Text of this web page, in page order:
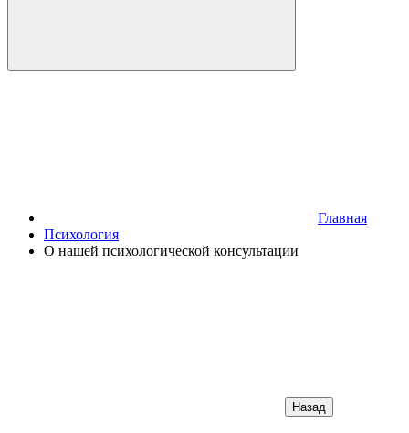
Главная
Психология
О нашей психологической консультации
Назад